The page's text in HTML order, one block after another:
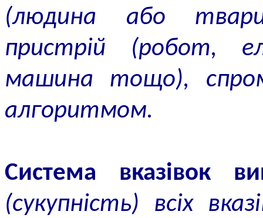
(людина або
пристрій (робот,
машина тощо),
алгоритмом.
Система вказівок
(сукупність) всіх